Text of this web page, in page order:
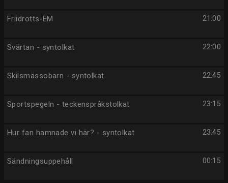
21:00
Friidrotts-EM
22:00
Svärtan - syntolkat
22:45
Skilsmässobarn - syntolkat
23:15
Sportspegeln - teckenspråkstolkat
23:45
Hur fan hamnade vi här? - syntolkat
00:15
Sändningsuppehåll